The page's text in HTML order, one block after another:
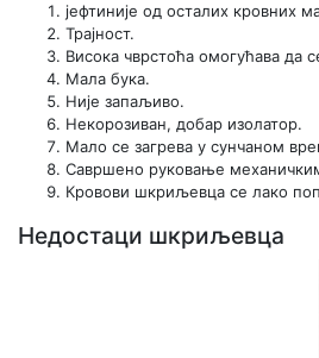
јефтиније од осталих кровних
Трајност.
Висока чврстоћа омогућава да
Мала бука.
Није запаљиво.
Некорозиван, добар изолатор.
Мало се загрева у сунчаном
Савршено руковање
Кровови шкриљевца се лако
Недостаци шкриљевца